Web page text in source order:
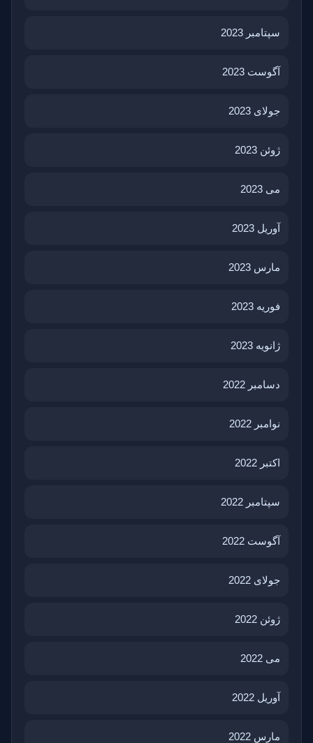
سپتامبر 2023
آگوست 2023
جولای 2023
ژوئن 2023
می 2023
آوریل 2023
مارس 2023
فوریه 2023
ژانویه 2023
دسامبر 2022
نوامبر 2022
اکتبر 2022
سپتامبر 2022
آگوست 2022
جولای 2022
ژوئن 2022
می 2022
آوریل 2022
مارس 2022